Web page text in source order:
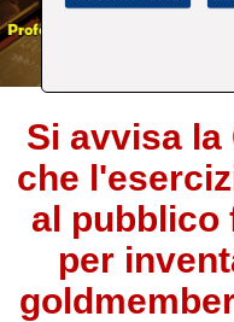
Si avvisa la
che
al pubblico
per